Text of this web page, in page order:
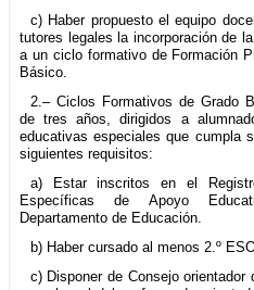
c) Haber propuesto el equipo
tutores legales la incorporación de
a un ciclo formativo de Formación
Básico.
2.– Ciclos Formativos de Grado
de tres años, dirigidos a
educativas especiales que cumpla
siguientes requisitos:
a) Estar inscritos en el
Específicas de Apoyo
Departamento de Educación.
b) Haber cursado al menos 2.º
c) Disponer de Consejo orientador